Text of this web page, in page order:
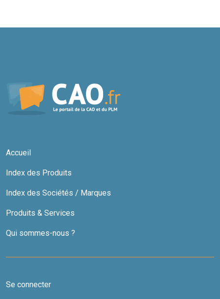
Accueil
Index des Produits
Index des Sociétés / Marques
Produits & Services
Qui sommes-nous ?
Se connecter